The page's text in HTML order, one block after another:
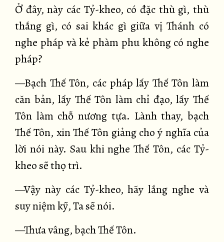
Ở đây, này các Tỷ-kheo, có đặc thù gì, thù
thắng gì, có sai khác gì giữa vị Thánh có
nghe pháp và kẻ phàm phu không có nghe
pháp?
—Bạch Thế Tôn, các pháp lấy Thế Tôn làm
căn bản, lấy Thế Tôn làm chỉ đạo, lấy Thế
Tôn làm chỗ nương tựa. Lành thay, bạch
Thế Tôn, xin Thế Tôn giảng cho ý nghĩa của
lời nói này. Sau khi nghe Thế Tôn, các Tỷ-
kheo sẽ thọ trì.
—Vậy này các Tỷ-kheo, hãy lắng nghe và
suy niệm kỹ, Ta sẽ nói.
—Thưa vâng, bạch Thế Tôn.